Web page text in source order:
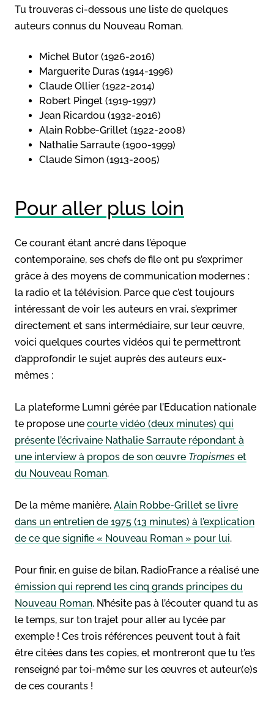
Tu trouveras ci-dessous une liste de quelques
auteurs connus du Nouveau Roman.
Michel Butor (1926-2016)
Marguerite Duras (1914-1996)
Claude Ollier (1922-2014)
Robert Pinget (1919-1997)
Jean Ricardou (1932-2016)
Alain Robbe-Grillet (1922-2008)
Nathalie Sarraute (1900-1999)
Claude Simon (1913-2005)
Pour aller plus loin
Ce courant étant ancré dans l’époque
contemporaine, ses chefs de file ont pu s’exprimer
grâce à des moyens de communication modernes :
la radio et la télévision. Parce que c’est toujours
intéressant de voir les auteurs en vrai, s’exprimer
directement et sans intermédiaire, sur leur œuvre,
voici quelques courtes vidéos qui te permettront
d’approfondir le sujet auprès des auteurs eux-
mêmes :
La plateforme Lumni gérée par l’Education nationale
te propose une courte vidéo (deux minutes) qui
présente l’écrivaine Nathalie Sarraute répondant à
une interview à propos de son œuvre Tropismes et
du Nouveau Roman.
De la même manière, Alain Robbe-Grillet se livre
dans un entretien de 1975 (13 minutes) à l’explication
de ce que signifie « Nouveau Roman » pour lui.
Pour finir, en guise de bilan, RadioFrance a réalisé une
émission qui reprend les cinq grands principes du
Nouveau Roman. N’hésite pas à l’écouter quand tu as
le temps, sur ton trajet pour aller au lycée par
exemple ! Ces trois références peuvent tout à fait
être citées dans tes copies, et montreront que tu t’es
renseigné par toi-même sur les œuvres et auteur(e)s
de ces courants !